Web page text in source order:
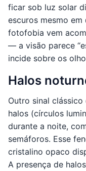
ficar sob luz solar
escuros mesmo em
fotofobia vem
— a visão parece
incide sobre os
Halos
Outro sinal
halos (círculos
durante a noite,
semáforos. Esse
cristalino opaco
A presença de